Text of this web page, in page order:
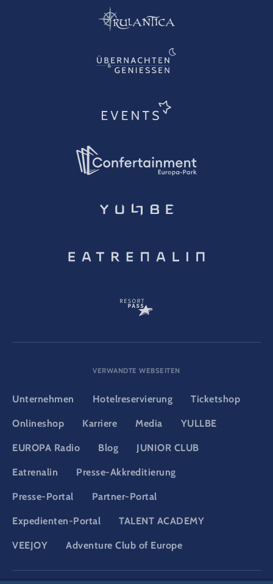
VERWANDTE WEBSEITEN
Unternehmen Hotelreservierung Ticketshop
Onlineshop Karriere Media YULLBE
EUROPA Radio Blog JUNIOR CLUB
Eatrenalin Presse-Akkreditierung
Presse-Portal Partner-Portal
Expedienten-Portal TALENT ACADEMY
VEEJOY Adventure Club of Europe